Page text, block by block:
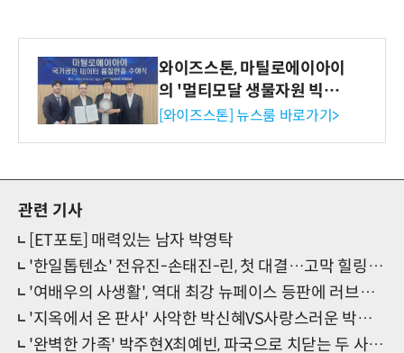
와이즈스톤, 마틸로에이아이
의 '멀티모달 생물자원 빅데
이터'에 DQ인증 최고 등급
[와이즈스톤] 뉴스룸 바로가기>
관련 기사
[ET포토] 매력있는 남자 박영탁
'한일톱텐쇼' 전유진-손태진-린, 첫 대결…고막 힐링 터진다
'여배우의 사생활', 역대 최강 뉴페이스 등판에 러브라인 대변동?
'지옥에서 온 판사' 사악한 박신혜VS사랑스러운 박신혜, 극과 극 매력
'완벽한 가족' 박주현X최예빈, 파국으로 치닫는 두 사람의 관계